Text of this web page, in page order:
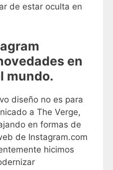
de estar oculta en
en
mundo.
diseño no es para
a The Verge,
en formas de
de Instagram.com
hicimos